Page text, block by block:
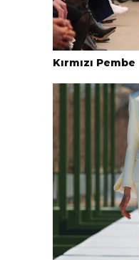
Kırmızı Pembe